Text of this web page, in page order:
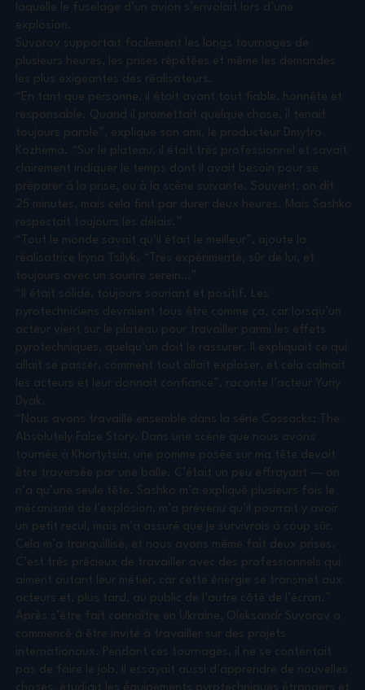
laquelle le fuselage d’un avion s’envolait lors d’une
explosion.
Suvorov supportait facilement les longs tournages de
plusieurs heures, les prises répétées et même les demandes
les plus exigeantes des réalisateurs.
“En tant que personne, il était avant tout fiable, honnête et
responsable. Quand il promettait quelque chose, il tenait
toujours parole”, explique son ami, le producteur Dmytro
Kozhema. “Sur le plateau, il était très professionnel et savait
clairement indiquer le temps dont il avait besoin pour se
préparer à la prise, ou à la scène suivante. Souvent, on dit
25 minutes, mais cela finit par durer deux heures. Mais Sashko
respectait toujours les délais.”
“Tout le monde savait qu’il était le meilleur”, ajoute la
réalisatrice Iryna Tsilyk. “Très expérimenté, sûr de lui, et
toujours avec un sourire serein…”
“Il était solide, toujours souriant et positif. Les
pyrotechniciens devraient tous être comme ça, car lorsqu’un
acteur vient sur le plateau pour travailler parmi les effets
pyrotechniques, quelqu’un doit le rassurer. Il expliquait ce qui
allait se passer, comment tout allait exploser, et cela calmait
les acteurs et leur donnait confiance”, raconte l’acteur Yuriy
Dyak.
“Nous avons travaillé ensemble dans la série Cossacks: The
Absolutely False Story. Dans une scène que nous avons
tournée à Khortytsia, une pomme posée sur ma tête devait
être traversée par une balle. C’était un peu effrayant — on
n’a qu’une seule tête. Sashko m’a expliqué plusieurs fois le
mécanisme de l’explosion, m’a prévenu qu’il pourrait y avoir
un petit recul, mais m’a assuré que je survivrais à coup sûr.
Cela m’a tranquillisé, et nous avons même fait deux prises.
C’est très précieux de travailler avec des professionnels qui
aiment autant leur métier, car cette énergie se transmet aux
acteurs et, plus tard, au public de l’autre côté de l’écran.”
Après s’être fait connaître en Ukraine, Oleksandr Suvorov a
commencé à être invité à travailler sur des projets
internationaux. Pendant ces tournages, il ne se contentait
pas de faire le job, il essayait aussi d’apprendre de nouvelles